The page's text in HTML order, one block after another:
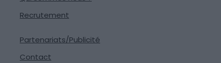
Recrutement
Partenariats/Publicité
Contact